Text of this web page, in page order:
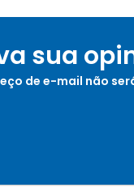
sua
de e-mail não